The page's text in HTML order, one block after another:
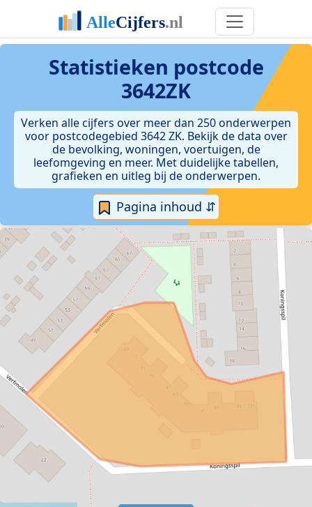
Statistieken postcode
3642ZK
Verken alle cijfers over meer dan 250 onderwerpen
voor postcodegebied 3642 ZK. Bekijk de data over
de bevolking, woningen, voertuigen, de
leefomgeving en meer. Met duidelijke tabellen,
grafieken en uitleg bij de onderwerpen.
Pagina inhoud ⇵